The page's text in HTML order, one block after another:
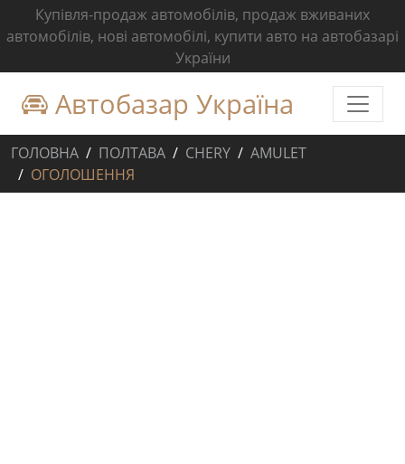
Купівля-продаж автомобілів, продаж вживаних
автомобілів, нові автомобілі, купити авто на автобазарі
України
Автобазар Україна
ГОЛОВНА ПОЛТАВА CHERY
AMULET
ОГОЛОШЕННЯ